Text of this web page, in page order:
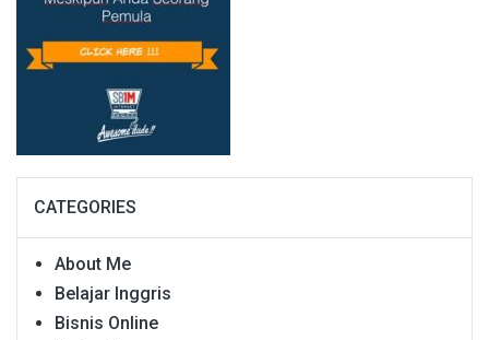
CATEGORIES
About Me
Belajar Inggris
Bisnis Online